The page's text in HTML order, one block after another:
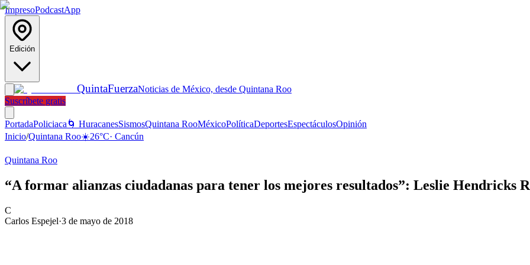
ImpresoPodcastApp
Edición
QuintaFuerzaNoticias de México, desde Quintana Roo
Suscríbete gratis
PortadaPoliciaca 🌀 HuracanesSismosQuintana RooMéxicoPolíticaDeportesEspectáculosOpinión
Inicio/Quintana Roo☀️26°C· Cancún
Quintana Roo
“A formar alianzas ciudadanas para tener los mejores resultados”: Leslie Hendricks
C
Carlos Espejel·3 de mayo de 2018